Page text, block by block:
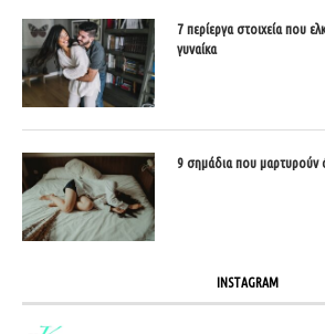
7 περίεργα στοιχεία που
γυναίκα
9 σημάδια που μαρτυρούν
INSTAGRAM